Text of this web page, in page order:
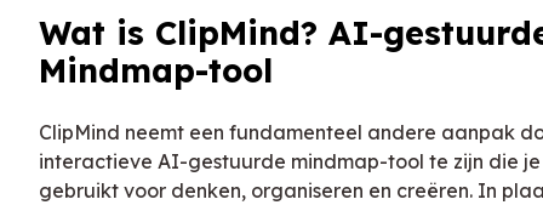
Wat is ClipMind? AI-
Mindmap-tool
ClipMind neemt een fundamenteel andere aanpak
interactieve AI-gestuurde mindmap-tool te zijn die
gebruikt voor denken, organiseren en creëren. In